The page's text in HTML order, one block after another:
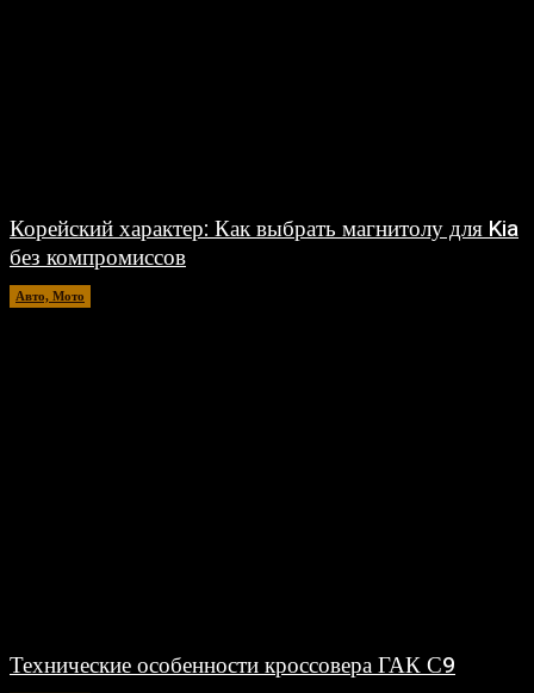
Корейский характер: Как выбрать магнитолу для Kia
без компромиссов
Авто, Мото
Технические особенности кроссовера ГАК С9